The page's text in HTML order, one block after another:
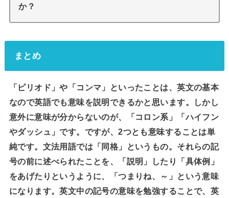
か？
まとめ
「ピリオド」や「コンマ」といったことは、英文の基本
なので英語でも意味を説明できるかと思います。しかし
意外に意味が分からないのが、「コロン系」「ハイフン
やダッシュ」です。ですが、2つとも意味することは単
純です。文法用語では「同格」というもの。それらの記
号の前に述べられたことを、「説明」したり「具体例」
をあげたりというように、「つまりね、～」という意味
になります。英文中の記号の意味を勉強することで、英